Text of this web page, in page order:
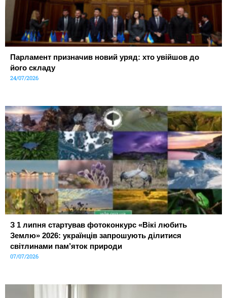
Парламент призначив новий уряд: хто увійшов до
його складу
24/07/2026
З 1 липня стартував фотоконкурс «Вікі любить
Землю» 2026: українців запрошують ділитися
світлинами пам’яток природи
07/07/2026